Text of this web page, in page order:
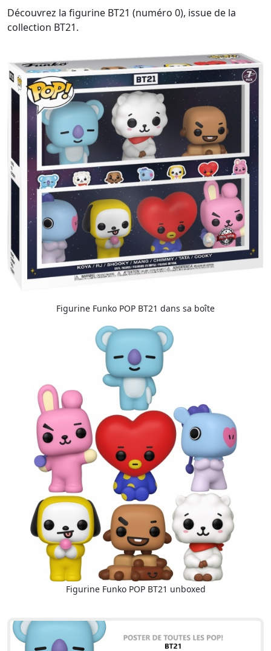
Découvrez la figurine BT21 (numéro 0), issue de la
collection BT21.
Figurine Funko POP BT21 dans sa boîte
Figurine Funko POP BT21 unboxed